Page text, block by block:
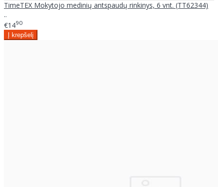
TimeTEX Mokytojo medinių antspaudų rinkinys, 6 vnt. (TT62344)
..
€1490